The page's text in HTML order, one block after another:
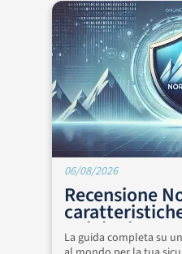
06/08/2026
Recensione
opinioni
La guida completa su